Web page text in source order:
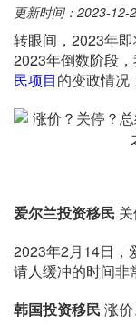
更新时间：2023-12-
转眼间，2023年
2023年倒数阶段
民项目的变政情况
爱尔兰投资移民
2023年2月14日，
请人缓冲的时间非
韩国投资移民涨